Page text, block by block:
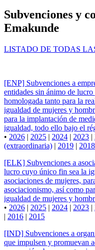
Subvenciones y
Emakunde
LISTADO DE TODAS
[ENP] Subvenciones a
entidades sin ánimo de
homologada tanto para la
igualdad de mujeres y
para la implantación de
igualdad, todo ello bajo el
• 2026 | 2025 | 2024 | 2023 |
(extraordinaria) | 2019 | 2018
[ELK] Subvenciones a
lucro cuyo único fin sea la
asociaciones de mujeres,
asociacionismo, así como
igualdad de mujeres y
• 2026 | 2025 | 2024 | 2023 |
| 2016 | 2015
[IND] Subvenciones a
que impulsen y promuevan